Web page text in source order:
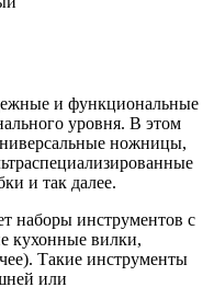
и функциональные
уровня. В этом
ножницы,
и так далее.
наборы инструментов с
кухонные вилки,
Такие инструменты
или